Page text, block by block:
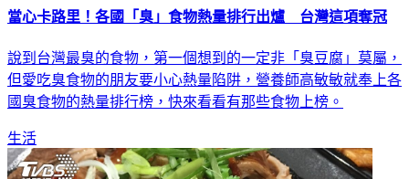
當心卡路里！各國「臭」食物熱量排行出爐 台灣這項奪冠
說到台灣最臭的食物，第一個想到的一定非「臭豆腐」莫屬，
但愛吃臭食物的朋友要小心熱量陷阱，營養師高敏敏就奉上各
國臭食物的熱量排行榜，快來看看有那些食物上榜。
生活